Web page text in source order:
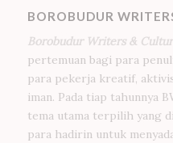
BOROBUDUR
Borobudur Writers &
pertemuan bagi para
para pekerja kreatif,
iman. Pada tiap tahunnya
tema utama terpilih yang
para hadirin untuk